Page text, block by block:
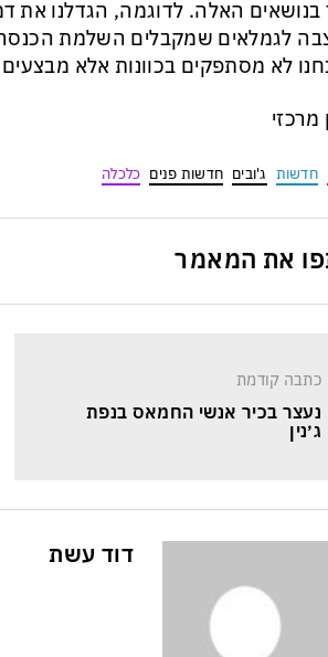
לגמלאים שמקבלים השלמת הכנסה
לא מסתפקים בכוונות אלא
מרכזי
חדשות ג'ובים חדשות פנים כלכלה
את המאמר
כתבה קודמת
נעצר בכיר אנשי החמאס בנפת
ג׳נין
דוד עשת